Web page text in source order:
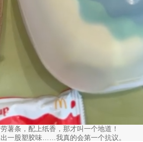
薯条，配上纸香，那才叫一个地道！
一股塑胶味……我真的会第一个抗议。